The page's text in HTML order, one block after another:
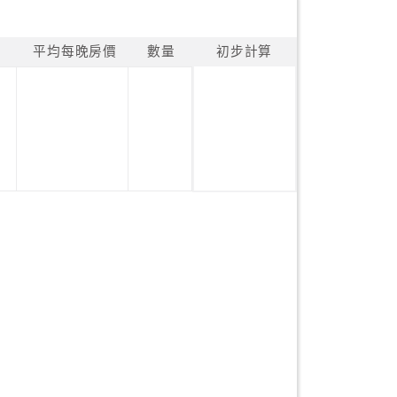
平均每晚房價 數量 初步計算